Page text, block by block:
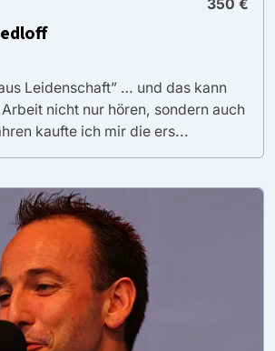
350 €
Leidenschaft” … und das kann
nicht nur hören, sondern auch
kaufte ich mir die ers...